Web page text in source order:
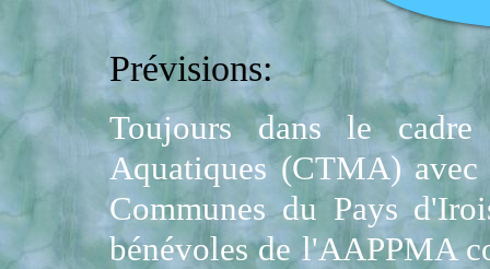
Prévisions:
Toujours dans le
Aquatiques (CTMA)
Communes du Pays
bénévoles de l'AAPPMA